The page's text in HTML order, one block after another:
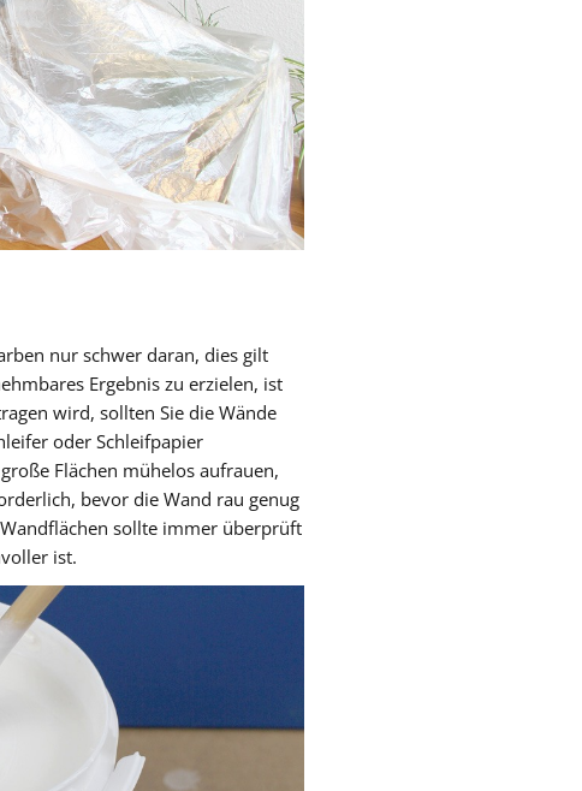
nur schwer daran, dies gilt
Ergebnis zu erzielen, ist
wird, sollten Sie die Wände
oder Schleifpapier
Flächen mühelos aufrauen,
bevor die Wand rau genug
sollte immer überprüft
ist.